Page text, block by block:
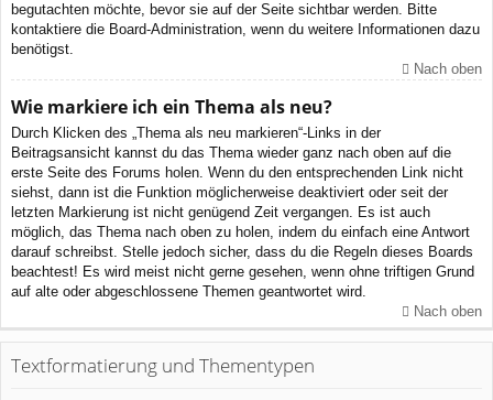
begutachten möchte, bevor sie auf der Seite sichtbar werden. Bitte
kontaktiere die Board-Administration, wenn du weitere Informationen dazu
benötigst.
Nach oben
Wie markiere ich ein Thema als neu?
Durch Klicken des „Thema als neu markieren“-Links in der
Beitragsansicht kannst du das Thema wieder ganz nach oben auf die
erste Seite des Forums holen. Wenn du den entsprechenden Link nicht
siehst, dann ist die Funktion möglicherweise deaktiviert oder seit der
letzten Markierung ist nicht genügend Zeit vergangen. Es ist auch
möglich, das Thema nach oben zu holen, indem du einfach eine Antwort
darauf schreibst. Stelle jedoch sicher, dass du die Regeln dieses Boards
beachtest! Es wird meist nicht gerne gesehen, wenn ohne triftigen Grund
auf alte oder abgeschlossene Themen geantwortet wird.
Nach oben
Textformatierung und Thementypen